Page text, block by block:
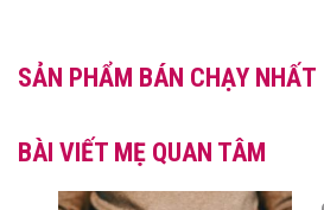
SẢN PHẨM BÁN CHẠY NHẤT
BÀI VIẾT MẸ QUAN TÂM